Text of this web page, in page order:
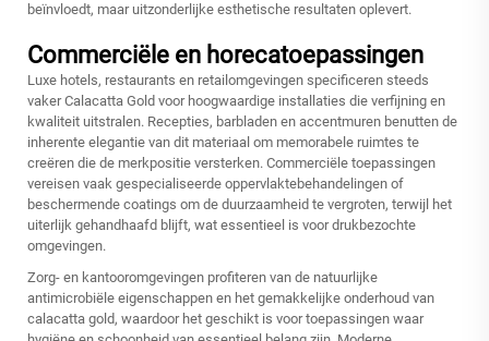
beïnvloedt, maar uitzonderlijke esthetische resultaten oplevert.
Commerciële en horecatoepassingen
Luxe hotels, restaurants en retailomgevingen specificeren steeds
vaker Calacatta Gold voor hoogwaardige installaties die verfijning en
kwaliteit uitstralen. Recepties, barbladen en accentmuren benutten de
inherente elegantie van dit materiaal om memorabele ruimtes te
creëren die de merkpositie versterken. Commerciële toepassingen
vereisen vaak gespecialiseerde oppervlaktebehandelingen of
beschermende coatings om de duurzaamheid te vergroten, terwijl het
uiterlijk gehandhaafd blijft, wat essentieel is voor drukbezochte
omgevingen.
Zorg- en kantooromgevingen profiteren van de natuurlijke
antimicrobiële eigenschappen en het gemakkelijke onderhoud van
calacatta gold, waardoor het geschikt is voor toepassingen waar